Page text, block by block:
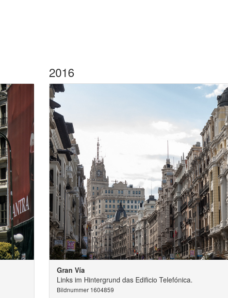
2016
Gran Vía
Links im Hintergrund das Edificio Telefónica.
Bildnummer 1604859